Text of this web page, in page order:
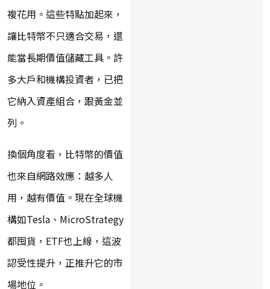
複花用。這些特點加起來，
讓比特幣不只適合交易，還
能當長期價值儲藏工具。許
多大戶和機構投資者，已把
它納入資產組合，跟黃金並
列。
換個角度看，比特幣的價值
也來自網路效應：越多人
用，越有價值。現在全球機
構如Tesla、MicroStrategy
都囤貨，ETF也上線，這波
認受性提升，正推升它的市
場地位。